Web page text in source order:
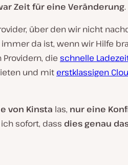
Zeit für eine Veränderung.
über den wir nicht
da ist, wenn wir Hilfe
die schnelle
und mit erstklassigen
von Kinsta las, nur eine
sofort, dass dies genau